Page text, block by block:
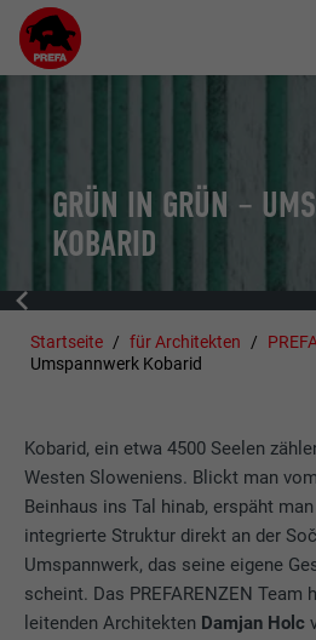
GRÜN IN GRÜN –
KOBARID
Startseite für Architekten
Umspannwerk Kobarid
Kobarid, ein etwa 4500 Seelen
Westen Sloweniens. Blickt man
Beinhaus ins Tal hinab, erspäht
integrierte Struktur direkt an der
Umspannwerk, das seine eigene
scheint. Das PREFARENZEN Team
leitenden Architekten Damjan Holc